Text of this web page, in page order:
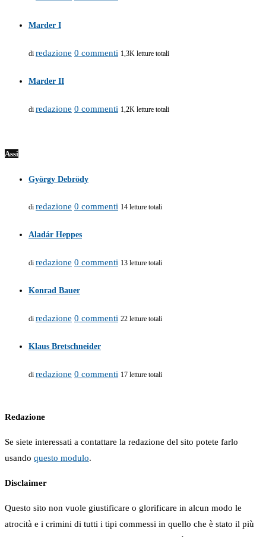
Marder I
di redazione 0 commenti 1,3K letture totali
Marder II
di redazione 0 commenti 1,2K letture totali
Assi
György Debrödy
di redazione 0 commenti 14 letture totali
Aladár Heppes
di redazione 0 commenti 13 letture totali
Konrad Bauer
di redazione 0 commenti 22 letture totali
Klaus Bretschneider
di redazione 0 commenti 17 letture totali
Redazione
Se siete interessati a contattare la redazione del sito potete farlo
usando questo modulo.
Disclaimer
Questo sito non vuole giustificare o glorificare in alcun modo le
atrocità e i crimini di tutti i tipi commessi in quello che è stato il più